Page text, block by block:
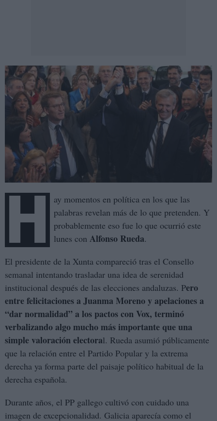
H ay momentos en política en los que las
palabras revelan más de lo que pretenden. Y
probablemente eso fue lo que ocurrió este
lunes con Alfonso Rueda.
El presidente de la Xunta compareció tras el Consello
semanal intentando trasladar una idea de serenidad
institucional después de las elecciones andaluzas. Pero
entre felicitaciones a Juanma Moreno y apelaciones a
“dar normalidad” a los pactos con Vox, terminó
verbalizando algo mucho más importante que una
simple valoración electoral. Rueda asumió públicamente
que la relación entre el Partido Popular y la extrema
derecha ya forma parte del paisaje político habitual de la
derecha española.
Durante años, el PP gallego cultivó con cuidado una
imagen de excepcionalidad. Galicia aparecía como el